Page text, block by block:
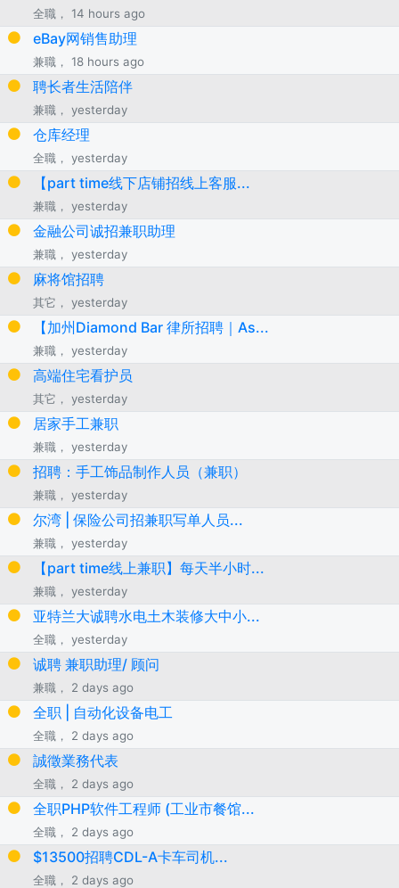
全職， 14 hours ago
eBay网销售助理
兼職， 18 hours ago
聘长者生活陪伴
兼職， yesterday
仓库经理
全職， yesterday
【part time线下店铺招线上客服...
兼職， yesterday
金融公司诚招兼职助理
兼職， yesterday
麻将馆招聘
其它， yesterday
【加州Diamond Bar 律所招聘｜As...
兼職， yesterday
高端住宅看护员
其它， yesterday
居家手工兼职
兼職， yesterday
招聘：手工饰品制作人员（兼职）
兼職， yesterday
尔湾 | 保险公司招兼职写单人员...
兼職， yesterday
【part time线上兼职】每天半小时...
兼職， yesterday
亚特兰大诚聘水电土木装修大中小...
全職， yesterday
诚聘 兼职助理/ 顾问
兼職， 2 days ago
全职 | 自动化设备电工
全職， 2 days ago
誠徵業務代表
全職， 2 days ago
全职PHP软件工程师 (工业市餐馆...
全職， 2 days ago
$13500招聘CDL-A卡车司机...
全職， 2 days ago